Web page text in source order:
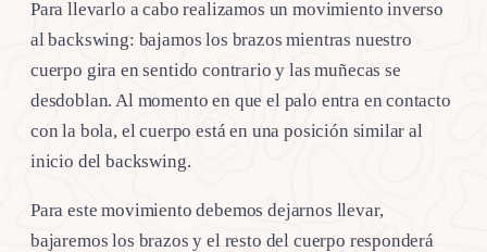
Para llevarlo a cabo realizamos un movimiento inverso
al backswing: bajamos los brazos mientras nuestro
cuerpo gira en sentido contrario y las muñecas se
desdoblan. Al momento en que el palo entra en contacto
con la bola, el cuerpo está en una posición similar al
inicio del backswing.
Para este movimiento debemos dejarnos llevar,
bajaremos los brazos y el resto del cuerpo responderá